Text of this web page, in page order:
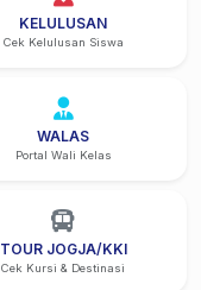
KELULUSAN
Cek Kelulusan Siswa
WALAS
Portal Wali Kelas
TOUR JOGJA/KKI
Cek Kursi & Destinasi